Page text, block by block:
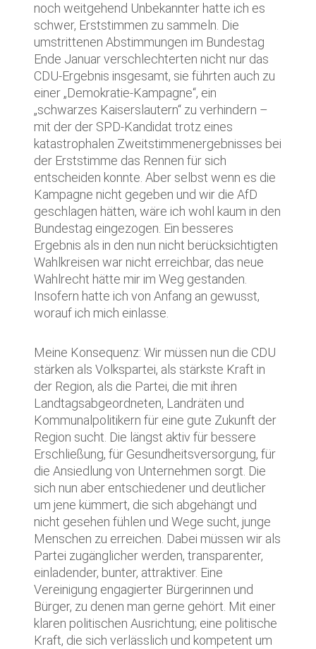
noch weitgehend Unbekannter hatte ich es
schwer, Erststimmen zu sammeln. Die
umstrittenen Abstimmungen im Bundestag
Ende Januar verschlechterten nicht nur das
CDU-Ergebnis insgesamt, sie führten auch zu
einer „Demokratie-Kampagne“, ein
„schwarzes Kaiserslautern“ zu verhindern –
mit der der SPD-Kandidat trotz eines
katastrophalen Zweitstimmenergebnisses bei
der Erststimme das Rennen für sich
entscheiden konnte. Aber selbst wenn es die
Kampagne nicht gegeben und wir die AfD
geschlagen hätten, wäre ich wohl kaum in den
Bundestag eingezogen. Ein besseres
Ergebnis als in den nun nicht berücksichtigten
Wahlkreisen war nicht erreichbar, das neue
Wahlrecht hätte mir im Weg gestanden.
Insofern hatte ich von Anfang an gewusst,
worauf ich mich einlasse.
Meine Konsequenz: Wir müssen nun die CDU
stärken als Volkspartei, als stärkste Kraft in
der Region, als die Partei, die mit ihren
Landtagsabgeordneten, Landräten und
Kommunalpolitikern für eine gute Zukunft der
Region sucht. Die längst aktiv für bessere
Erschließung, für Gesundheitsversorgung, für
die Ansiedlung von Unternehmen sorgt. Die
sich nun aber entschiedener und deutlicher
um jene kümmert, die sich abgehängt und
nicht gesehen fühlen und Wege sucht, junge
Menschen zu erreichen. Dabei müssen wir als
Partei zugänglicher werden, transparenter,
einladender, bunter, attraktiver. Eine
Vereinigung engagierter Bürgerinnen und
Bürger, zu denen man gerne gehört. Mit einer
klaren politischen Ausrichtung; eine politische
Kraft, die sich verlässlich und kompetent um